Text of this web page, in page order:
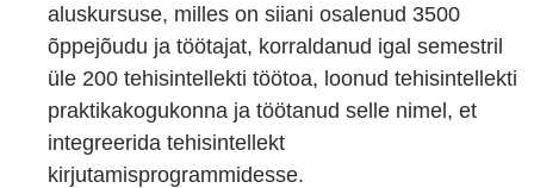
aluskursuse, milles on siiani osalenud 3500
õppejõudu ja töötajat, korraldanud igal semestril
üle 200 tehisintellekti töötoa, loonud tehisintellekti
praktikakogukonna ja töötanud selle nimel, et
integreerida tehisintellekt
kirjutamisprogrammidesse.